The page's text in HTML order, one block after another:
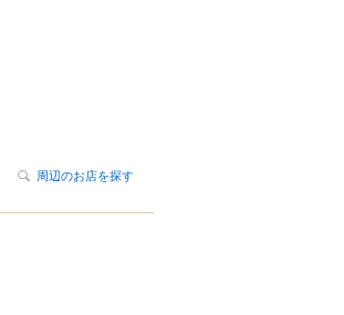
周辺のお店を探す